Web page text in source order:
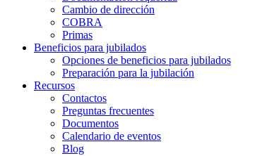
Cambio de dirección
COBRA
Primas
Beneficios para jubilados
Opciones de beneficios para jubilados
Preparación para la jubilación
Recursos
Contactos
Preguntas frecuentes
Documentos
Calendario de eventos
Blog